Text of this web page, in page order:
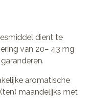
dient te
van 20– 43 mg
aromatische
maandelijks met